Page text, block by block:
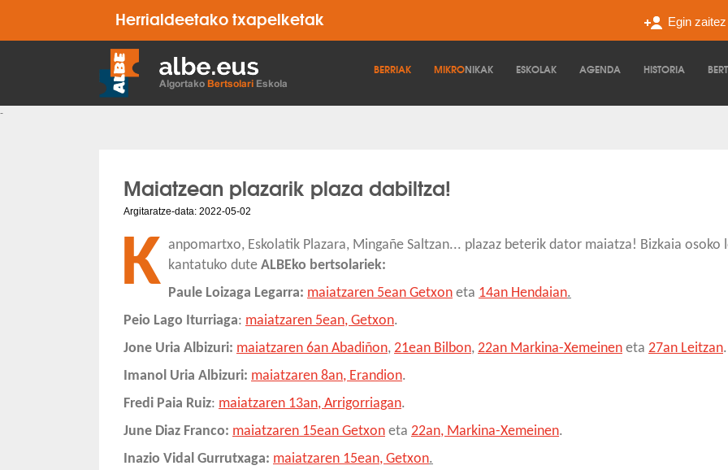
BERRIAK MIKRONIKAK ESKOLAK AGENDA HISTORIA
Herrialdeetako txapelketak Egin
-
Maiatzean plazarik plaza dabiltza!
Argitaratze-data: 2022-05-02
K anpomartxo, Eskolatik Plazara, Mingañe Saltzan... plazaz beterik dator maiatza! Bizkaia
kantatuko dute ALBEko bertsolariek:
Paule Loizaga Legarra: maiatzaren 5ean Getxon eta 14an Hendaian.
Peio Lago Iturriaga: maiatzaren 5ean, Getxon.
Jone Uria Albizuri: maiatzaren 6an Abadiñon, 21ean Bilbon, 22an Markina-Xemeinen eta 27an Leitzan.
Imanol Uria Albizuri: maiatzaren 8an, Erandion.
Fredi Paia Ruiz: maiatzaren 13an, Arrigorriagan.
June Diaz Franco: maiatzaren 15ean Getxon eta 22an, Markina-Xemeinen.
Inazio Vidal Gurrutxaga: maiatzaren 15ean, Getxon.